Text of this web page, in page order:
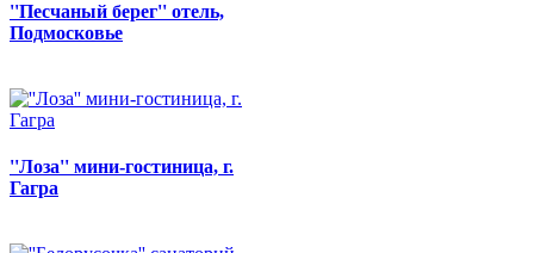
''Песчаный берег'' отель,
Подмосковье
''Лоза'' мини-гостиница, г.
Гагра